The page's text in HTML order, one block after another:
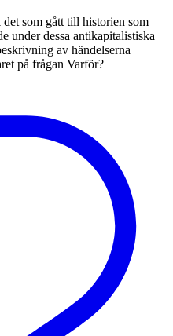
som gått till historien som
under dessa antikapitalistiska
av händelserna
på frågan Varför?